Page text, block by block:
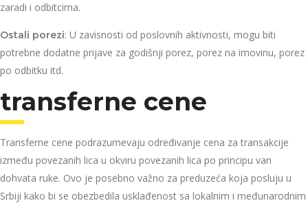
zaradi i odbitcima.
Ostali porezi: U zavisnosti od poslovnih aktivnosti, mogu biti
potrebne dodatne prijave za godišnji porez, porez na imovinu, porez
po odbitku itd.
transferne cene
Transferne cene podrazumevaju određivanje cena za transakcije
između povezanih lica u okviru povezanih lica po principu van
dohvata ruke. Ovo je posebno važno za preduzeća koja posluju u
Srbiji kako bi se obezbedila usklađenost sa lokalnim i međunarodnim